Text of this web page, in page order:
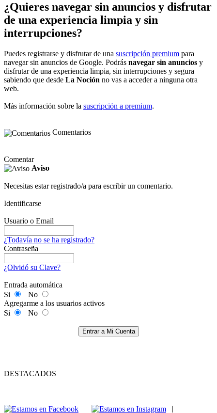
¿Quieres navegar sin anuncios y disfrutar
de una experiencia limpia y sin
interrupciones?
Puedes registrarse y disfrutar de una suscripción premium para
navegar sin anuncios de Google. Podrás navegar sin anuncios y
disfrutar de una experiencia limpia, sin interrupciones y segura
sabiendo que desde La Noción no vas a acceder a ninguna otra
web.
Más información sobre la suscripción a premium.
Comentarios
Comentar
Aviso
Necesitas estar registrado/a para escribir un comentario.
Identificarse
Usuario o Email
¿Todavía no se ha registrado?
Contraseña
¿Olvidó su Clave?
Entrada automática
Si
No
Agregarme a los usuarios activos
Si
No
Entrar a Mi Cuenta
DESTACADOS
|
|